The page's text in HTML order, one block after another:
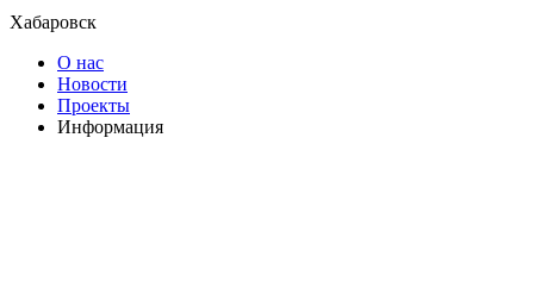
Хабаровск
О нас
Новости
Проекты
Информация